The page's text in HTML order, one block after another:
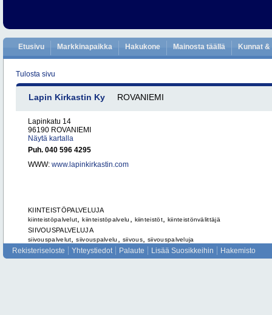
Etusivu Markkinapaikka Hakukone Mainosta täällä Kunnat
Tulosta sivu
Lapin Kirkastin Ky ROVANIEMI
Lapinkatu 14
96190 ROVANIEMI
Näytä kartalla
Puh. 040 596 4295
WWW: www.lapinkirkastin.com
KIINTEISTÖPALVELUJA
kiinteistöpalvelut ,kiinteistöpalvelu kiinteistöt, kiinteistönvälittäjä
SIIVOUSPALVELUJA
siivouspalvelut ,siivouspalvelu siivous, siivouspalveluja
Rekisteriseloste Yhteystiedot Palaute Lisää Suosikkeihin Hakemisto